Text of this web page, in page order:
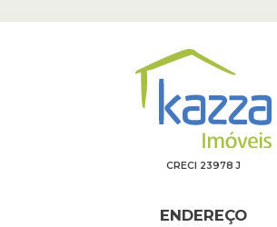
CRECI 23978 J
ENDEREÇO